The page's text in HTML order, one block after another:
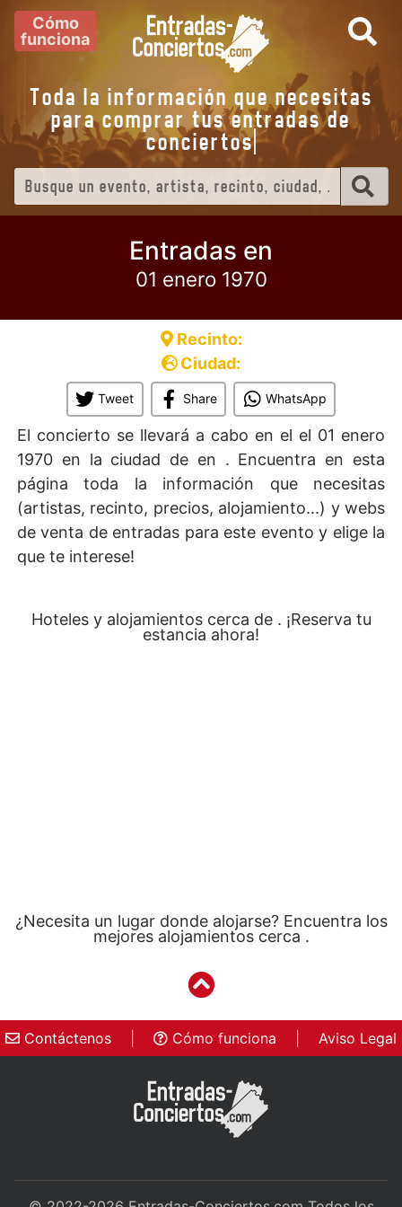
Cómo
funciona
Toda la información que necesitas
para comprar tus entradas de
conciert
Entradas en
01 enero 1970
Recinto:
Ciudad:
Tweet Share WhatsApp
El concierto se llevará a cabo en el el 01 enero
1970 en la ciudad de en . Encuentra en esta
página toda la información que necesitas
(artistas, recinto, precios, alojamiento...) y webs
de venta de entradas para este evento y elige la
que te interese!
Hoteles y alojamientos cerca de . ¡Reserva tu
estancia ahora!
¿Necesita un lugar donde alojarse? Encuentra los
mejores alojamientos cerca .
Contáctenos Cómo funciona Aviso Legal